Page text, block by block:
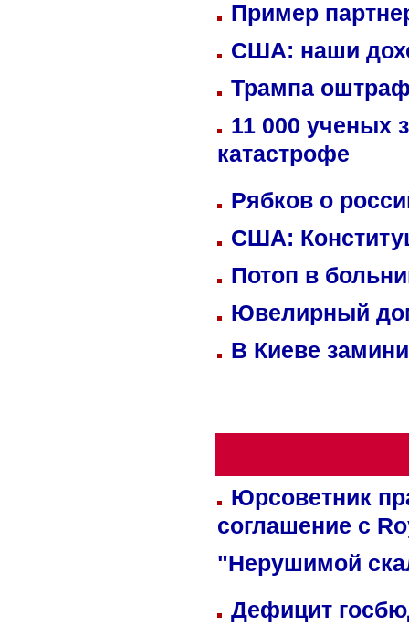
Пример
США: наши
Трампа
11 000 ученых
катастрофе
Рябков о
США:
Потоп в
Ювелирный
В Киеве
Юрсоветник
соглашение с
"Нерушимой
Дефицит